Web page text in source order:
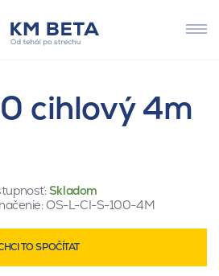
cihlový 4m
Skladom
OS-L-CI-S-100-4M
TO SPOČÍTAT